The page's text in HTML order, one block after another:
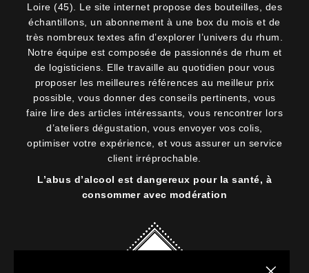
Loire (45). Le site internet propose des bouteilles, des
échantillons, un abonnement à une box du mois et de
très nombreux textes afin d’explorer l’univers du rhum.
Notre équipe est composée de passionnés de rhum et
de logisticiens. Elle travaille au quotidien pour vous
proposer les meilleures références au meilleur prix
possible, vous donner des conseils pertinents, vous
faire lire des articles intéressants, vous rencontrer lors
d’ateliers dégustation, vous envoyer vos colis,
optimiser votre expérience, et vous assurer un service
client irréprochable.
L’abus d’alcool est dangereux pour la santé, à
consommer avec modération